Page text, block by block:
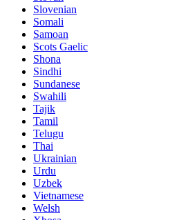
Slovenian
Somali
Samoan
Scots Gaelic
Shona
Sindhi
Sundanese
Swahili
Tajik
Tamil
Telugu
Thai
Ukrainian
Urdu
Uzbek
Vietnamese
Welsh